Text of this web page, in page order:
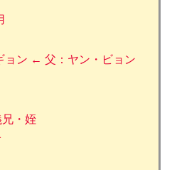
ン ← 父：ヤン・ビョン
・姪